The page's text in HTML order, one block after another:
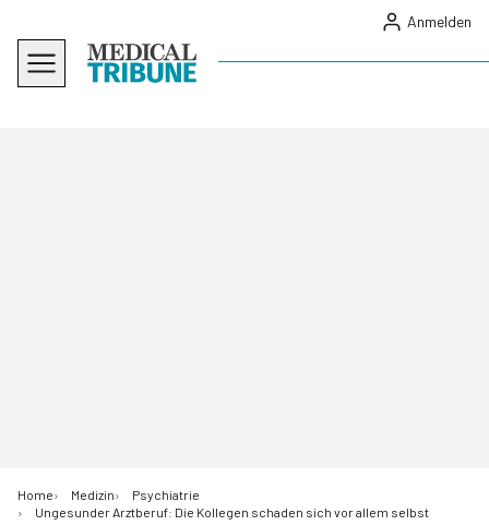
Anmelden
Home Medizin
Psychiatrie
Ungesunder Arztberuf: Die Kollegen schaden sich vor allem selbst